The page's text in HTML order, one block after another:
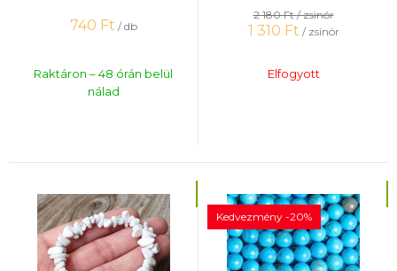
740 Ft / db
Raktáron – 48 órán belül
nálad
2 180 Ft/ zsinór
1 310 Ft / zsinór
Elfogyott
Kedvezmény -20%